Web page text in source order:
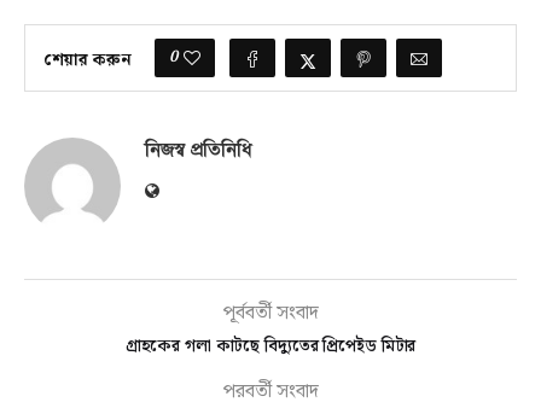
শেয়ার করুন 0
নিজস্ব প্রতিনিধি
পূর্ববর্তী সংবাদ
গ্রাহকের গলা কাটছে বিদ্যুতের প্রিপেইড মিটার
পরবর্তী সংবাদ